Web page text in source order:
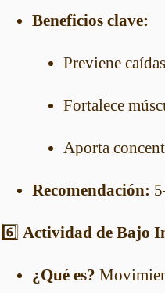
Beneficios clave:
Previene
Fortalece
Aporta
Recomendación:
6️⃣ Actividad de Bajo
¿Qué es?